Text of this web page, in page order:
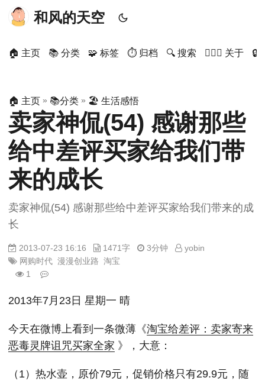
和风的天空
🏠 主页 📚 分类 🧩 标签 ⏱ 归档 🔍 搜索 🙋🏻‍♂️ 关于 🔒
🏠 主页 » 📚分类 » 🏖 生活感悟
卖家神侃(54) 感谢那些
给中差评买家给我们带
来的成长
卖家神侃(54) 感谢那些给中差评买家给我们带来的成
长
2013-07-23 16:16 1471字 3分钟
yobin
网购时代 漫漫创业路 淘宝
1
2013年7月23日 星期一 晴
今天在微博上看到一条微薄《淘宝给差评：卖家寄来
恶毒灵牌诅咒买家全家 》，大意：
（1）热水壶，原价79元，促销价格只有29.9元，随